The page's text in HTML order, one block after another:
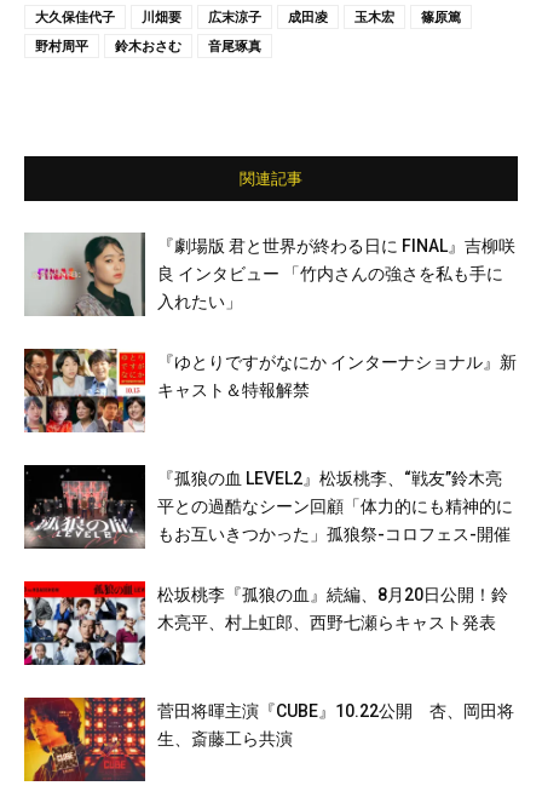
大久保佳代子 川畑要 広末涼子 成田凌 玉木宏
篠原篤
野村周平
鈴木おさむ 音尾琢真
関連記事
『劇場版 君と世界が終わる日に FINAL』吉柳咲
良 インタビュー 「竹内さんの強さを私も手に
入れたい」
『ゆとりですがなにか インターナショナル』新
キャスト＆特報解禁
『孤狼の血 LEVEL2』松坂桃李、“戦友”鈴木亮
平との過酷なシーン回顧「体力的にも精神的に
もお互いきつかった」孤狼祭-コロフェス-開催
松坂桃李『孤狼の血』続編、8月20日公開！鈴
木亮平、村上虹郎、西野七瀬らキャスト発表
菅田将暉主演『CUBE』10.22公開 杏、岡田将
生、斎藤工ら共演